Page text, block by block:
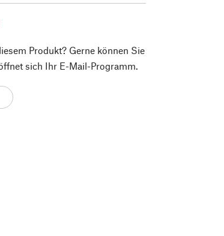
Produkt? Gerne können Sie
sich Ihr E-Mail-Programm.